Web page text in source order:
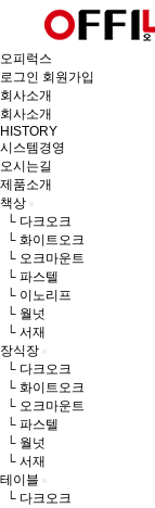
오피럭스
로그인 회원가입
회사소개
회사소개
HISTORY
시스템경영
오시는길
제품소개
책상
└ 다크오크
└ 화이트오크
└ 오크마운트
└ 파스텔
└ 이노리프
└ 월넛
└ 서재
장식장
└ 다크오크
└ 화이트오크
└ 오크마운트
└ 파스텔
└ 월넛
└ 서재
테이블
└ 다크오크